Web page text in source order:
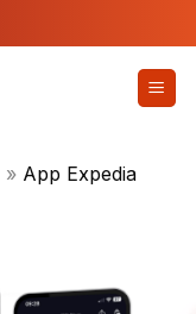
» App Expedia